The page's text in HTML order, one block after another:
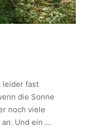
leider fast
die Sonne
noch viele
Und ein …